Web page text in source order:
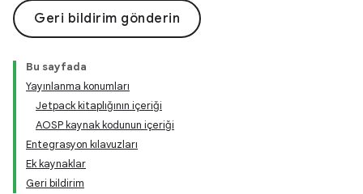
Geri bildirim gönderin
Bu sayfada
Yayınlanma konumları
Jetpack kitaplığının içeriği
AOSP kaynak kodunun içeriği
Entegrasyon kılavuzları
Ek kaynaklar
Geri bildirim